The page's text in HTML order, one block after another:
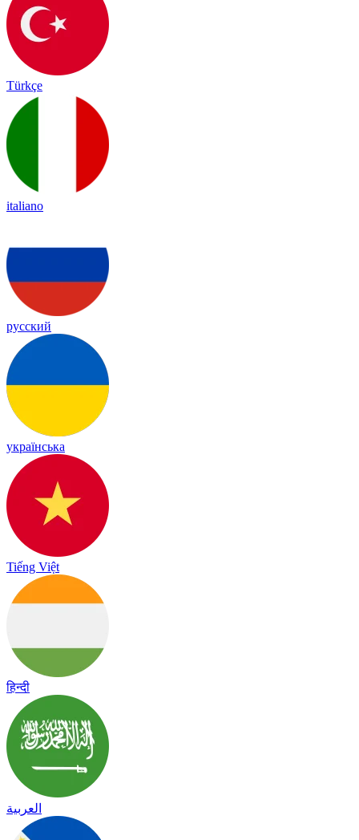
Türkçe
italiano
русский
українська
Tiếng Việt
हिन्दी
العربية